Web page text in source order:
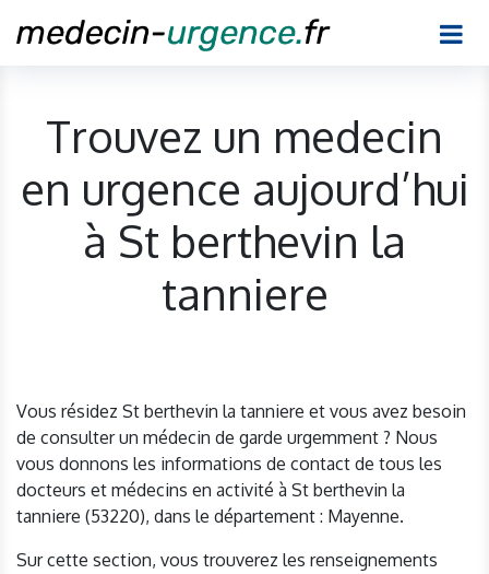
Trouvez un medecin
en urgence aujourd’hui
à St berthevin la
tanniere
Vous résidez St berthevin la tanniere et vous avez besoin
de consulter un médecin de garde urgemment ? Nous
vous donnons les informations de contact de tous les
docteurs et médecins en activité à St berthevin la
tanniere (53220), dans le département : Mayenne.
Sur cette section, vous trouverez les renseignements